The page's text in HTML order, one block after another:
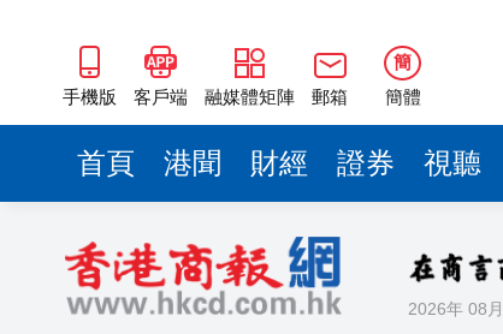
手機版 客戶端 融媒體矩陣 郵箱
簡
簡體
首頁 港聞 財經 證券 視聽
2026年 08
皖歙縣經開區：推動工業經
九龍樂善堂回應公務員薪酬